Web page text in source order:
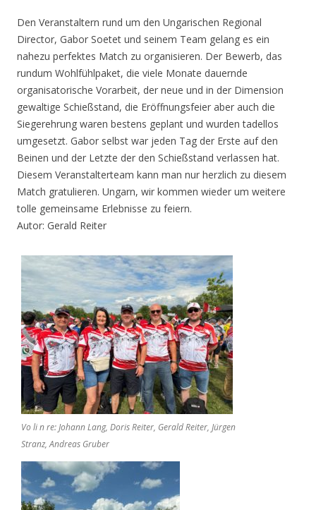
Den Veranstaltern rund um den Ungarischen Regional
Director, Gabor Soetet und seinem Team gelang es ein
nahezu perfektes Match zu organisieren. Der Bewerb, das
rundum Wohlfühlpaket, die viele Monate dauernde
organisatorische Vorarbeit, der neue und in der Dimension
gewaltige Schießstand, die Eröffnungsfeier aber auch die
Siegerehrung waren bestens geplant und wurden tadellos
umgesetzt. Gabor selbst war jeden Tag der Erste auf den
Beinen und der Letzte der den Schießstand verlassen hat.
Diesem Veranstalterteam kann man nur herzlich zu diesem
Match gratulieren. Ungarn, wir kommen wieder um weitere
tolle gemeinsame Erlebnisse zu feiern.
Autor: Gerald Reiter
Vo li n re: Johann Lang, Doris Reiter, Gerald Reiter, Jürgen
Stranz, Andreas Gruber